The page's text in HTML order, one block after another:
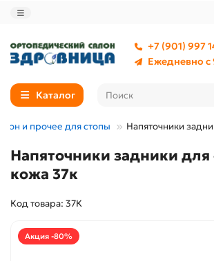
+7 (901) 997
Ежедневно с
Каталог
и прочее для стопы Напяточники
Напяточники задники для
кожа 37к
Код товара: 37К
Акция -80%